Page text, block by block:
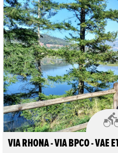
VIA RHONA - VIA BPCO - VAE